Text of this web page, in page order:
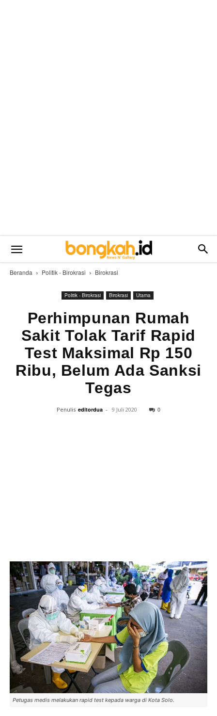
Beranda Politik - Birokrasi Birokrasi
Politik - Birokrasi Birokrasi Utama
Perhimpunan Rumah
Sakit Tolak Tarif Rapid
Test Maksimal Rp 150
Ribu, Belum Ada Sanksi
Tegas
Penulis editordua - 9 Juli 2020 0
Petugas medis melakukan rapid test kepada warga di Kota Solo.